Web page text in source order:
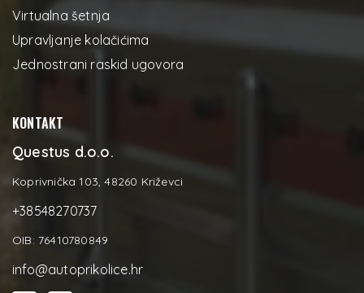
Virtualna šetnja
Upravljanje kolačićima
Jednostrani raskid ugovora
KONTAKT
Questus d.o.o.
Koprivnička 103, 48260 Križevci
+38548270737
OIB: 76410780849
info@autoprikolice.hr